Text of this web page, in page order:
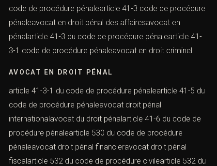
code de procédure pénalearticle 41-3 code de procédure
pénaleavocat en droit pénal des affairesavocat en
pénalarticle 41-3 du code de procédure pénalearticle 41-
3-1 code de procédure pénaleavocat en droit criminel
AVOCAT EN DROIT PÉNAL
article 41-3-1 du code de procédure pénalearticle 41-5 du
code de procédure pénaleavocat droit pénal
internationalavocat du droit pénalarticle 41-6 du code de
procédure pénalearticle 530 du code de procédure
pénaleavocat droit pénal financieravocat droit pénal
fiscalarticle 532 du code de procédure civilearticle 532 du